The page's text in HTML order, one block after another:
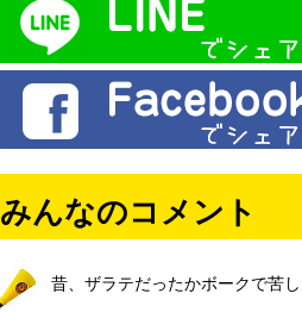
みんなのコメント
昔、ザラテだったかボークで苦